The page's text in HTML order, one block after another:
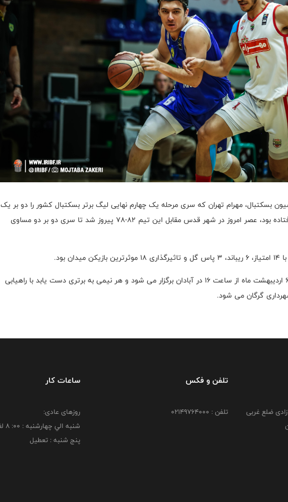
بسکتبال، مهرام تهران که سری مرحله یک چهارم نهایی لیگ برتر بسکتبال کشور را دو بر یک
از پالایش نفت آبادان عقب افتاده بود، عصر امروز در شهر قدس مقابل این تیم ۸۲-۷۸ پیروز شد تا سری دو بر دو مساوی
بازی پنجم دو تیم چهارشنبه ۶ اردیبهشت ماه از ساعت ۱۶ در آبادان برگزار می شود و هر نیمی به برتری دست یابد با راهیابی
گرگان می شود.
ضلع غربی
تلفن و فکس
تلفن : 02149764000
ساعات کار
روزهای عادی:
شنبه الي چهارشنبه : 00: 8 لغايت 16:00
پنج شنبه : تعطیل